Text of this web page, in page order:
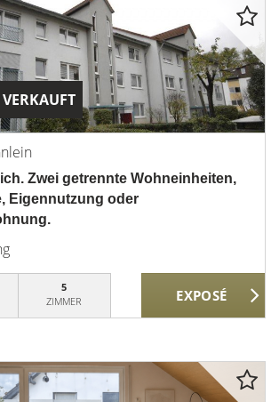
VERKAUFT
Zwei getrennte Wohneinheiten,
Eigennutzung oder
5
ZIMMER